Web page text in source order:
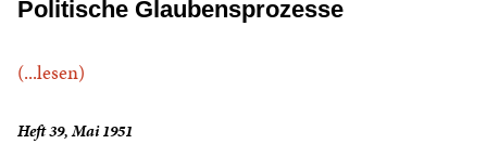
Politische Glaubensprozesse
(...lesen)
Heft 39, Mai 1951